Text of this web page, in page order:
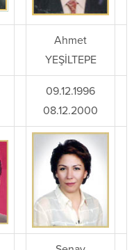
Ahmet
YEŞİLTEPE
09.12.1996
08.12.2000